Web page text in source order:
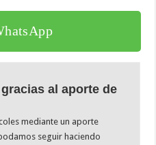
al aporte de
mediante un aporte
seguir haciendo